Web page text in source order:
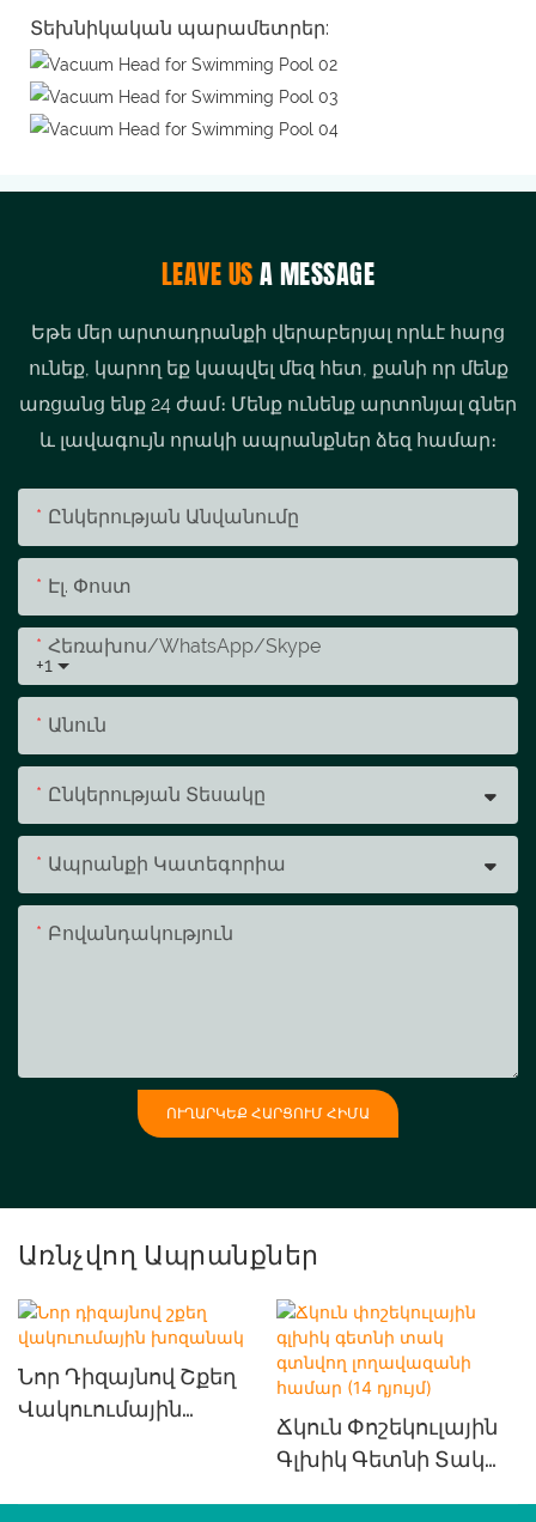
Տեխնիկական պարամետրեր:
LEAVE USA MESSAGE
Եթե ​​մեր արտադրանքի վերաբերյալ որևէ հարց
ունեք, կարող եք կապվել մեզ հետ, քանի որ մենք
առցանց ենք 24 ժամ։ Մենք ունենք արտոնյալ գներ
և լավագույն որակի ապրանքներ ձեզ համար։
Ընկերության Անվանումը
Էլ. Փոստ
+1
Հեռախոս/whatsApp/skype
Անուն
Ընկերության Տեսակը
Ապրանքի Կատեգորիա
Բովանդակություն
ՈՒՂԱՐԿԵՔ ՀԱՐՑՈՒՄ ՀԻՄԱ
Առնչվող Ապրանքներ
Նոր Դիզայնով Շքեղ
Վակուումային
Ճկուն Փոշեկուլային
Գլխիկ Գետնի Տակ